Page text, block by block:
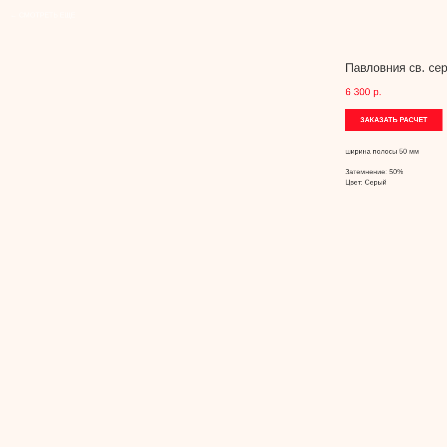
Павловния св.
6 300 р.
ЗАКАЗАТЬ РАСЧЕТ
ширина полосы 50 мм
Затемнение: 50%
Цвет: Серый